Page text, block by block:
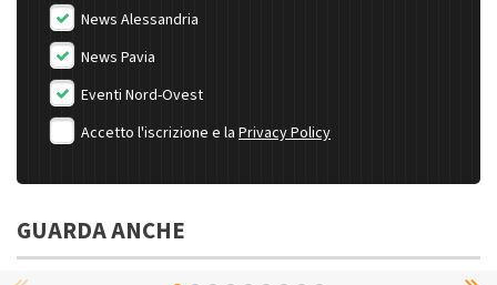
News Alessandria
News Pavia
Eventi Nord-Ovest
Accetto l'iscrizione e la Privacy Policy
GUARDA ANCHE